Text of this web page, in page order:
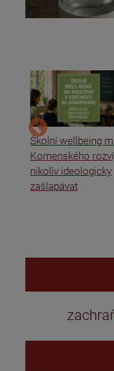
Školní wellbeing
Komenského
nikoliv ideologicky
zašlapávat